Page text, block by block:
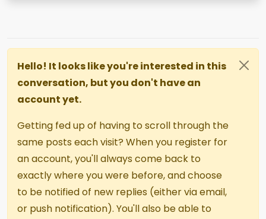
Hello! It looks like you're interested in this
conversation, but you don't have an
account yet.
Getting fed up of having to scroll through the
same posts each visit? When you register for
an account, you'll always come back to
exactly where you were before, and choose
to be notified of new replies (either via email,
or push notification). You'll also be able to